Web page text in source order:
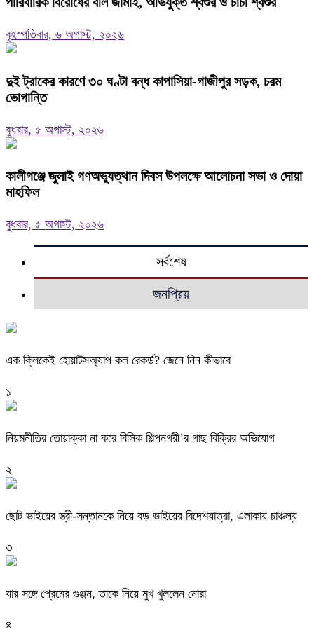
বৃহস্পতিবার, ৬ অগাস্ট, ২০২৬
দুই ট্রাকের কারণে ৩০ ঘণ্টা বন্ধ কাপাসিয়া-গাজীপুর সড়ক, চরম
ভোগান্তি
বুধবার, ৫ অগাস্ট, ২০২৬
কালীগঞ্জে জুলাই গণঅভ্যুত্থান দিবস উপলক্ষে আলোচনা সভা ও দোয়া
মাহফিল
বুধবার, ৫ অগাস্ট, ২০২৬
সর্বশেষ
জনপ্রিয়
এক ক্লিকেই হোয়াটসঅ্যাপ কল রেকর্ড? জেনে নিন কীভাবে
১
নিয়মনীতির তোয়াক্কা না করে বিসিক শিল্পনগরী’র গাছ বিক্রির অভিযোগ
২
ছোট ভাইয়ের স্ত্রী-সন্তানকে নিয়ে বড় ভাইয়ের বিদেশযাত্রা, এলাকায় চাঞ্চল্য
৩
যার সঙ্গে প্রেমের গুঞ্জন, তাকে নিয়ে মুখ খুললেন নোরা
৪